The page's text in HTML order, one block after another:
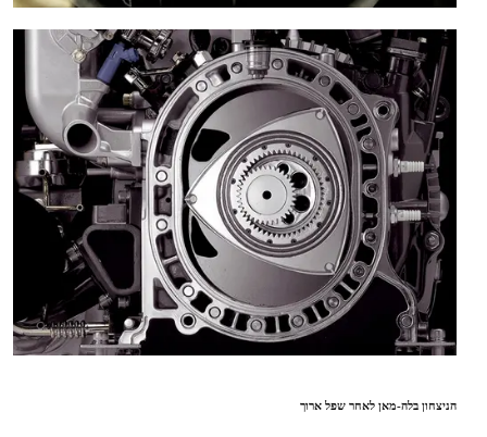
הניצחון בלה-מאן לאחר שפל ארוך